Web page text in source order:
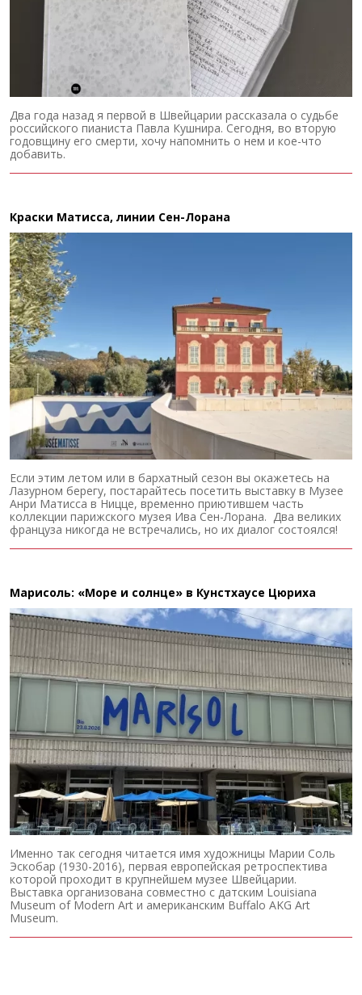
Два года назад я первой в Швейцарии рассказала о судьбе
российского пианиста Павла Кушнира. Сегодня, во вторую
годовщину его смерти, хочу напомнить о нем и кое-что
добавить.
Краски Матисса, линии Сен-Лорана
Если этим летом или в бархатный сезон вы окажетесь на
Лазурном берегу, постарайтесь посетить выставку в Музее
Анри Матисса в Ницце, временно приютившем часть
коллекции парижского музея Ива Сен-Лорана. Два великих
француза никогда не встречались, но их диалог состоялся!
Марисоль: «Море и солнце» в Кунстхаусе Цюриха
Именно так сегодня читается имя художницы Марии Соль
Эскобар (1930-2016), первая европейская ретроспектива
которой проходит в крупнейшем музее Швейцарии.
Выставка организована совместно с датским Louisiana
Museum of Modern Art и американским Buffalo AKG Art
Museum.